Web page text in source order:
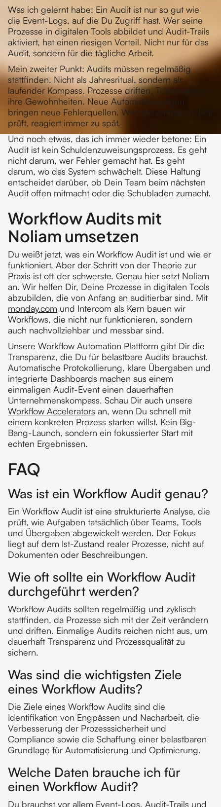
Was ich gelernt habe: Ein Audit ist nur so gut wie
die Event-Logs, auf die Du Zugriff hast. Wer seine
Prozesse in digitalen Tools abbildet und Audit-Trails
aktiviert, hat einen riesigen Vorteil. Nicht nur für das
Audit, sondern für die tägliche Arbeit.
Mein zweiter Punkt: Audits müssen regelmäßig
stattfinden. Nicht als Jahresritual, sondern als
laufender Kompass. Prozesse driften. Teams ändern
ihre Gewohnheiten. Neue Automatisierungen
bringen neue Fehlerquellen. Wer das einmal im Jahr
prüft, reagiert immer zu spät.
Und noch etwas, das ich immer wieder betone: Ein
Audit ist kein Schuldenzuweisungsprozess. Es geht
nicht darum, wer Fehler gemacht hat. Es geht
darum, wo das System schwächelt. Diese Haltung
entscheidet darüber, ob Dein Team beim nächsten
Audit offen mitmacht oder die Schubladen zumacht.
Workflow Audits mit
Noliam umsetzen
Du weißt jetzt, was ein Workflow Audit ist und wie er
funktioniert. Aber der Schritt von der Theorie zur
Praxis ist oft der schwerste. Genau hier setzt Noliam
an. Wir helfen Dir, Deine Prozesse in digitalen Tools
abzubilden, die von Anfang an auditierbar sind. Mit
monday.com und Intercom als Kern bauen wir
Workflows, die nicht nur funktionieren, sondern
auch nachvollziehbar und messbar sind.
Unsere Workflow Automation Plattform gibt Dir die
Transparenz, die Du für belastbare Audits brauchst.
Automatische Protokollierung, klare Übergaben und
integrierte Dashboards machen aus einem
einmaligen Audit-Event einen dauerhaften
Unternehmenskompass. Schau Dir auch unsere
Workflow Accelerators an, wenn Du schnell mit
einem konkreten Prozess starten willst. Kein Big-
Bang-Launch, sondern ein fokussierter Start mit
echten Ergebnissen.
FAQ
Was ist ein Workflow Audit genau?
Ein Workflow Audit ist eine strukturierte Analyse, die
prüft, wie Aufgaben tatsächlich über Teams, Tools
und Übergaben abgewickelt werden. Der Fokus
liegt auf dem Ist-Zustand realer Prozesse, nicht auf
Dokumenten oder Beschreibungen.
Wie oft sollte ein Workflow Audit
durchgeführt werden?
Workflow Audits sollten regelmäßig und zyklisch
stattfinden, da Prozesse sich mit der Zeit verändern
und driften. Einmalige Audits reichen nicht aus, um
dauerhaft Transparenz und Prozessqualität zu
sichern.
Was sind die wichtigsten Ziele
eines Workflow Audits?
Die Ziele eines Workflow Audits sind die
Identifikation von Engpässen und Nacharbeit, die
Verbesserung der Prozesssicherheit und
Compliance sowie die Schaffung einer belastbaren
Grundlage für Automatisierung und Optimierung.
Welche Daten brauche ich für
einen Workflow Audit?
Du brauchst vor allem Event-Logs, Audit-Trails und